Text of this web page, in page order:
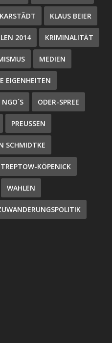
KARSTÄDT KLAUS BEIER
2014 KRIMINALITÄT
MEDIEN
EIGENHEITEN
NGO´S ODER-SPREE
PREUSSEN
SCHMIDTKE
TREPTOW-KÖPENICK
WAHLEN